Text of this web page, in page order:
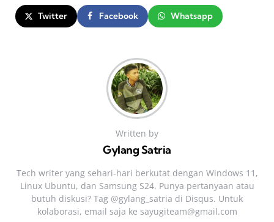
Twitter Facebook Whatsapp
Written by
Gylang Satria
Tech writer yang sehari‑hari berkutat dengan Windows 11,
Linux Ubuntu, dan Samsung S24. Punya pertanyaan atau
butuh diskusi? Tag @gylang_satria di Disqus. Untuk
kolaborasi, email saja ke sayugiteam@gmail.com